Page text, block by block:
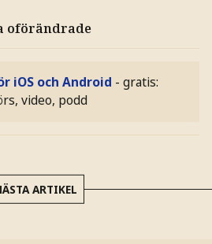
oförändrade
iOS och Android - gratis:
video, podd
ARTIKEL